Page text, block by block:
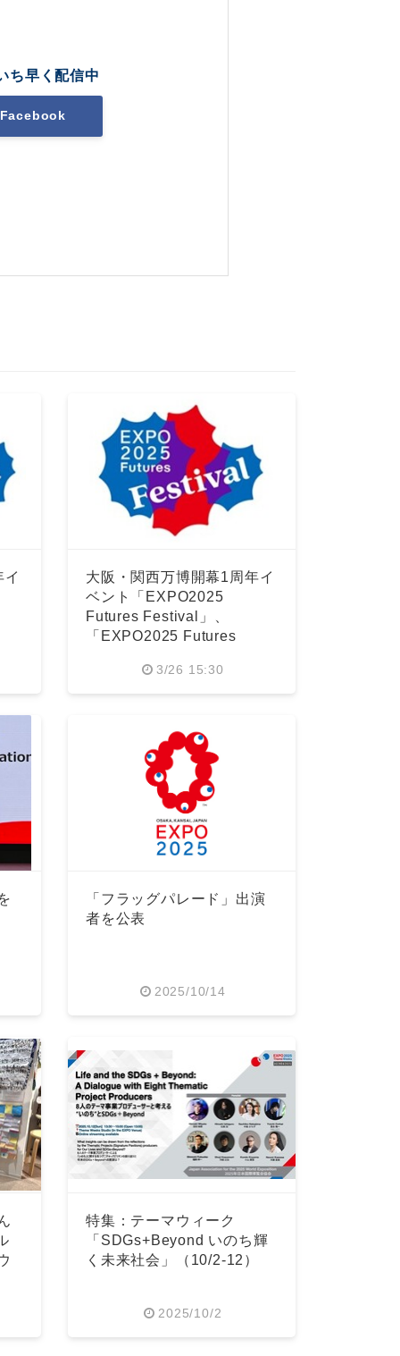
ち早く配信中
Facebook
大阪・関西万博開幕1周年イ
ベント「EXPO2025
Futures Festival」、
「EXPO2025 Futures
3/26 15:30
「フラッグパレード」出演
者を公表
2025/10/14
特集：テーマウィーク
「SDGs+Beyond いのち輝
く未来社会」（10/2-12）
2025/10/2